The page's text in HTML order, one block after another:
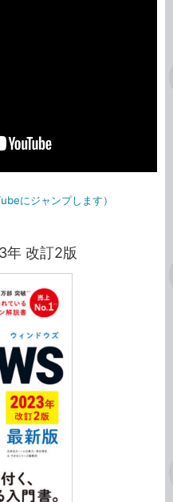
にジャンプします）
年 改訂2版